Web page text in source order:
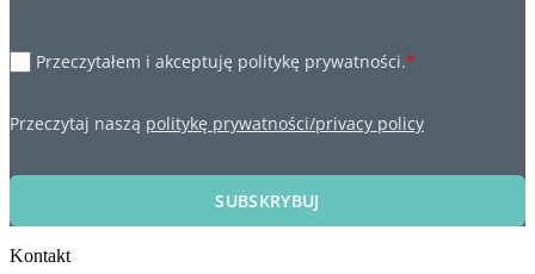
Przeczytałem i akceptuję politykę prywatności.*
Przeczytaj naszą politykę prywatności/privacy policy
SUBSKRYBUJ
Kontakt